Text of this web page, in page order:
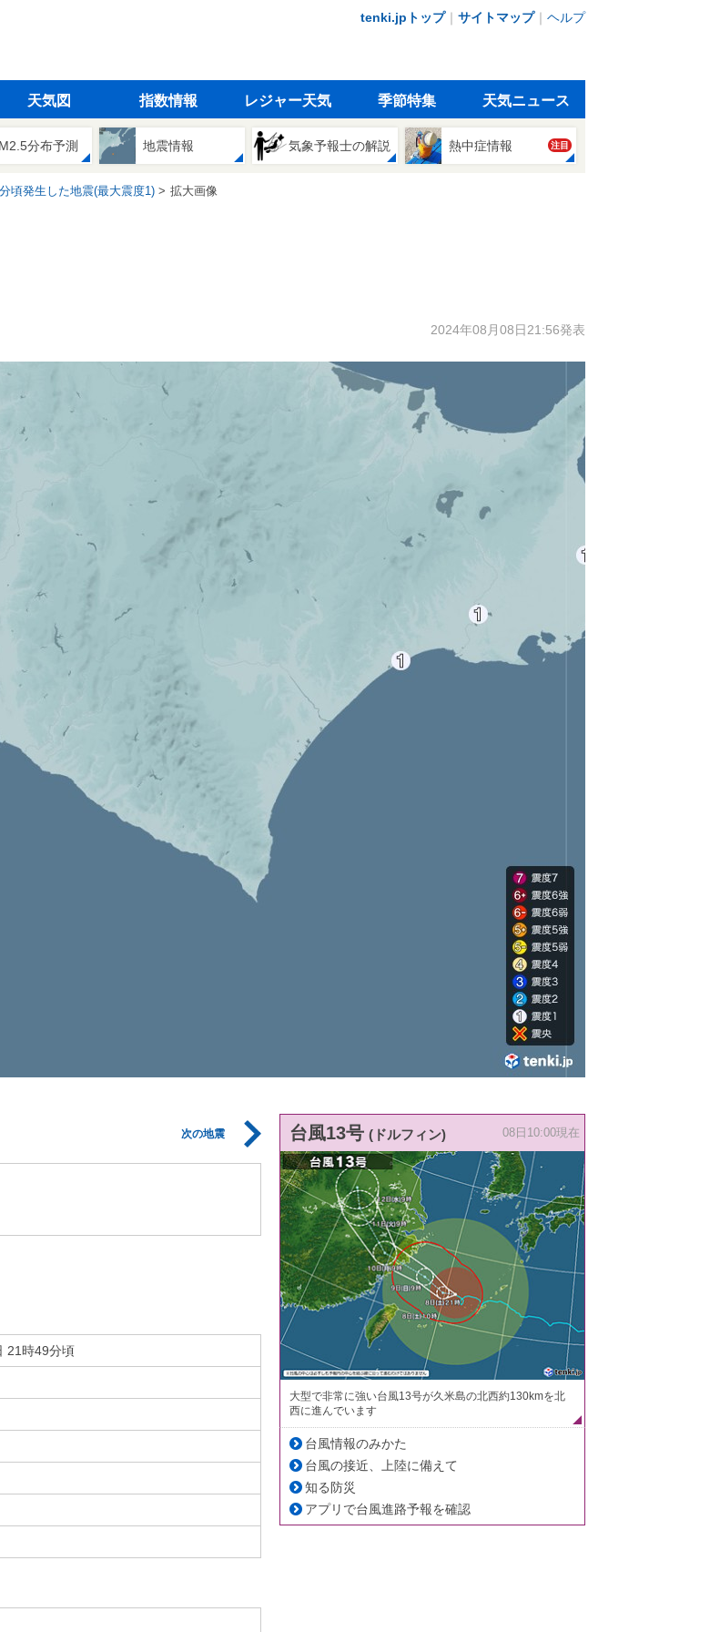
tenki.jpトップ｜ サイトマップ｜ ヘルプ
天気図 指数情報 レジャー天気 季節特集 天気ニュース
分布予測 地震情報 気象予報士の解説 熱中症情報 注目
頃発生した地震(最大震度1) 拡大画像
2024年08月08日21:56発表
次の地震
21時49分頃
台風13号 (ドルフィン) 08日10:00現在
大型で非常に強い台風13号が久米島の北西約130kmを北
西に進んでいます
台風情報のみかた
台風の接近、上陸に備えて
知る防災
アプリで台風進路予報を確認